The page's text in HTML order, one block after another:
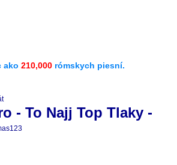
ako 210,000 rómskych piesní.
- To Najj Top Tlaky -